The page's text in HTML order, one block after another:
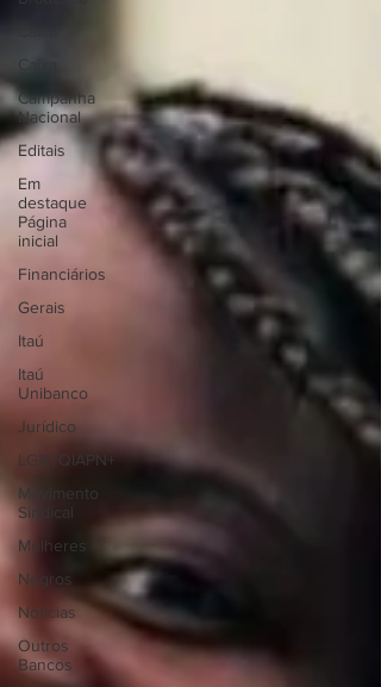
Campanha
Nacional
Editais
Em
destaque
Página
inicial
Financiários
Gerais
Itaú
Itaú
Unibanco
Jurídico
LGBTQIAPN+
Movimento
Sindical
Mulheres
Negros
Notícias
Outros
Bancos